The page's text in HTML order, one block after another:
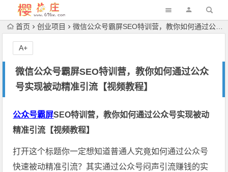
首页 创业项目 微信公众号霸屏SEO特训营，教你如何通过公众号实现被动精准引流【视频教程】
微信公众号霸屏SEO特训营，教你如何通过公众
号实现被动精准引流【视频教程】
A+
公众号霸屏SEO特训营，教你如何通过公众号实现被动
精准引流【视频教程】
打开这个标题你一定想知道普通人究竟如何通过公众号
快速被动精准引流？其实通过公众号闷声引流赚钱的实